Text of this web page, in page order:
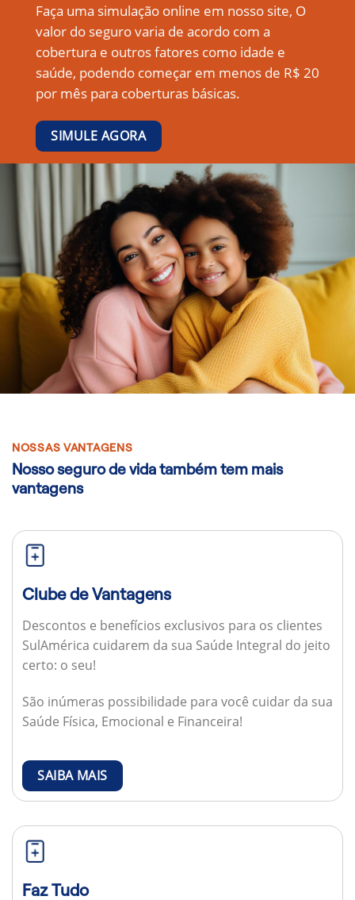
Faça uma simulação online em nosso site, O
valor do seguro varia de acordo com a
cobertura e outros fatores como idade e
saúde, podendo começar em menos de R$ 20
por mês para coberturas básicas.
SIMULE AGORA
NOSSAS VANTAGENS
Nosso seguro de vida também tem mais
vantagens
Clube de Vantagens
Descontos e benefícios exclusivos para os clientes
SulAmérica cuidarem da sua Saúde Integral do jeito
certo: o seu!
São inúmeras possibilidade para você cuidar da sua
Saúde Física, Emocional e Financeira!
SAIBA MAIS
Faz Tudo